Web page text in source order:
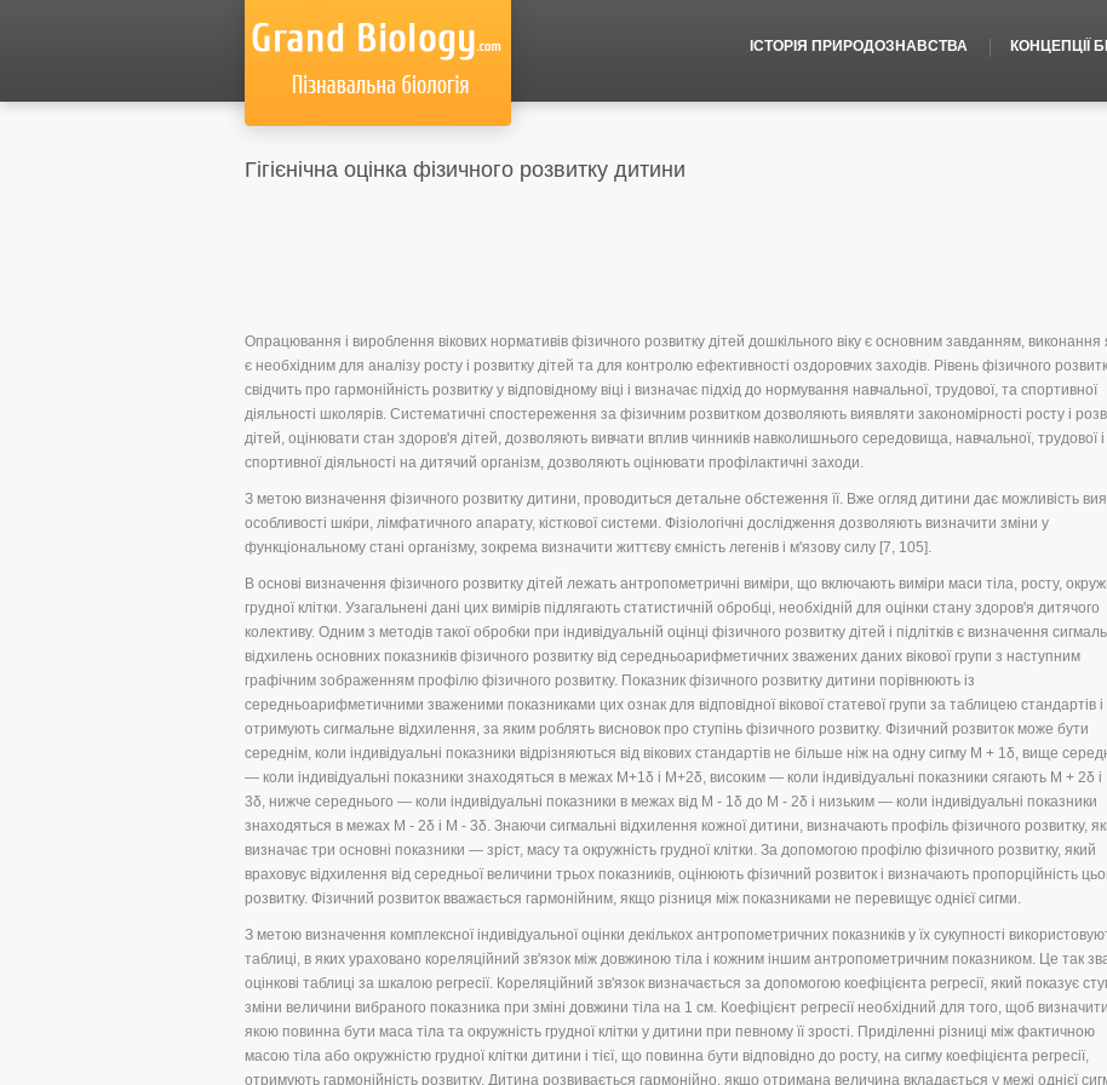
ІСТОРІЯ ПРИРОДОЗНАВСТВА КОНЦЕПЦІЇ
Гігієнічна оцінка фізичного розвитку дитини
Опрацювання і вироблення вікових нормативів фізичного розвитку дітей дошкільного віку є основним завданням, виконання
є необхідним для аналізу росту і розвитку дітей та для контролю ефективності оздоровчих заходів. Рівень фізичного
свідчить про гармонійність розвитку у відповідному віці і визначає підхід до нормування навчальної, трудової, та спортивної
діяльності школярів. Систематичні спостереження за фізичним розвитком дозволяють виявляти закономірності росту і
дітей, оцінювати стан здоров'я дітей, дозволяють вивчати вплив чинників навколишнього середовища, навчальної, трудової і
спортивної діяльності на дитячий організм, дозволяють оцінювати профілактичні заходи.
З метою визначення фізичного розвитку дитини, проводиться детальне обстеження її. Вже огляд дитини дає можливість
особливості шкіри, лімфатичного апарату, кісткової системи. Фізіологічні дослідження дозволяють визначити зміни у
функціональному стані організму, зокрема визначити життєву ємність легенів і м'язову силу [7, 105].
В основі визначення фізичного розвитку дітей лежать антропометричні виміри, що включають виміри маси тіла, росту,
грудної клітки. Узагальнені дані цих вимірів підлягають статистичній обробці, необхідній для оцінки стану здоров'я дитячого
колективу. Одним з методів такої обробки при індивідуальній оцінці фізичного розвитку дітей і підлітків є визначення
відхилень основних показників фізичного розвитку від середньоарифметичних зважених даних вікової групи з наступним
графічним зображенням профілю фізичного розвитку. Показник фізичного розвитку дитини порівнюють із
середньоарифметичними зваженими показниками цих ознак для відповідної вікової статевої групи за таблицею стандартів і
отримують сигмальне відхилення, за яким роблять висновок про ступінь фізичного розвитку. Фізичний розвиток може бути
середнім, коли індивідуальні показники відрізняються від вікових стандартів не більше ніж на одну сигму М + 1δ, вище
— коли індивідуальні показники знаходяться в межах М+1δ і М+2δ, високим — коли індивідуальні показники сягають М + 2δ
3δ, нижче середнього — коли індивідуальні показники в межах від М - 1δ до М - 2δ і низьким — коли індивідуальні показники
знаходяться в межах М - 2δ і М - 3δ. Знаючи сигмальні відхилення кожної дитини, визначають профіль фізичного розвитку,
визначає три основні показники — зріст, масу та окружність грудної клітки. За допомогою профілю фізичного розвитку, який
враховує відхилення від середньої величини трьох показників, оцінюють фізичний розвиток і визначають пропорційність
розвитку. Фізичний розвиток вважається гармонійним, якщо різниця між показниками не перевищує однієї сигми.
З метою визначення комплексної індивідуальної оцінки декількох антропометричних показників у їх сукупності
таблиці, в яких ураховано кореляційний зв'язок між довжиною тіла і кожним іншим антропометричним показником. Це так
оцінкові таблиці за шкалою регресії. Кореляційний зв'язок визначається за допомогою коефіцієнта регресії, який показує
зміни величини вибраного показника при зміні довжини тіла на 1 см. Коефіцієнт регресії необхідний для того, щоб
якою повинна бути маса тіла та окружність грудної клітки у дитини при певному її зрості. Приділенні різниці між фактичною
масою тіла або окружністю грудної клітки дитини і тієї, що повинна бути відповідно до росту, на сигму коефіцієнта регресії,
отримують гармонійність розвитку. Дитина розвивається гармонійно, якщо отримана величина вкладається у межі однієї